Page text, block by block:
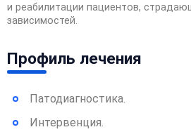
и реабилитации пациентов,
зависимостей.
Профиль лечения
Патодиагностика.
Интервенция.